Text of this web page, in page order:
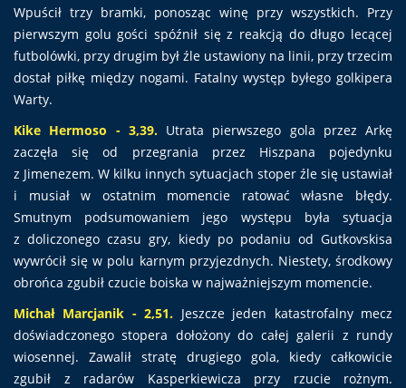
Wpuścił trzy bramki, ponosząc winę przy wszystkich. Przy
pierwszym golu gości spóźnił się z reakcją do długo lecącej
futbolówki, przy drugim był źle ustawiony na linii, przy trzecim
dostał piłkę między nogami. Fatalny występ byłego golkipera
Warty.
Kike Hermoso - 3,39.Utrata pierwszego gola przez Arkę
zaczęła się od przegrania przez Hiszpana pojedynku
z Jimenezem. W kilku innych sytuacjach stoper źle się ustawiał
i musiał w ostatnim momencie ratować własne błędy.
Smutnym podsumowaniem jego występu była sytuacja
z doliczonego czasu gry, kiedy po podaniu od Gutkovskisa
wywrócił się w polu karnym przyjezdnych. Niestety, środkowy
obrońca zgubił czucie boiska w najważniejszym momencie.
Michał Marcjanik - 2,51. Jeszcze jeden katastrofalny mecz
doświadczonego stopera dołożony do całej galerii z rundy
wiosennej. Zawalił stratę drugiego gola, kiedy całkowicie
zgubił z radarów Kasperkiewicza przy rzucie rożnym.